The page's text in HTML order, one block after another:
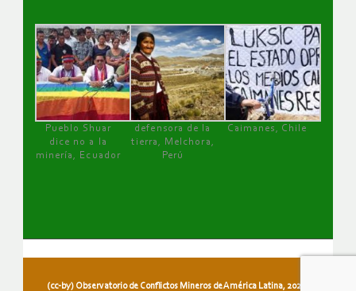
Pueblo Shuar
dice no a la
minería, Ecuador
defensora de la
tierra, Melchora,
Perú
Caimanes, Chile
(cc-by) Observatorio de Conflictos Mineros de América Latina, 2026